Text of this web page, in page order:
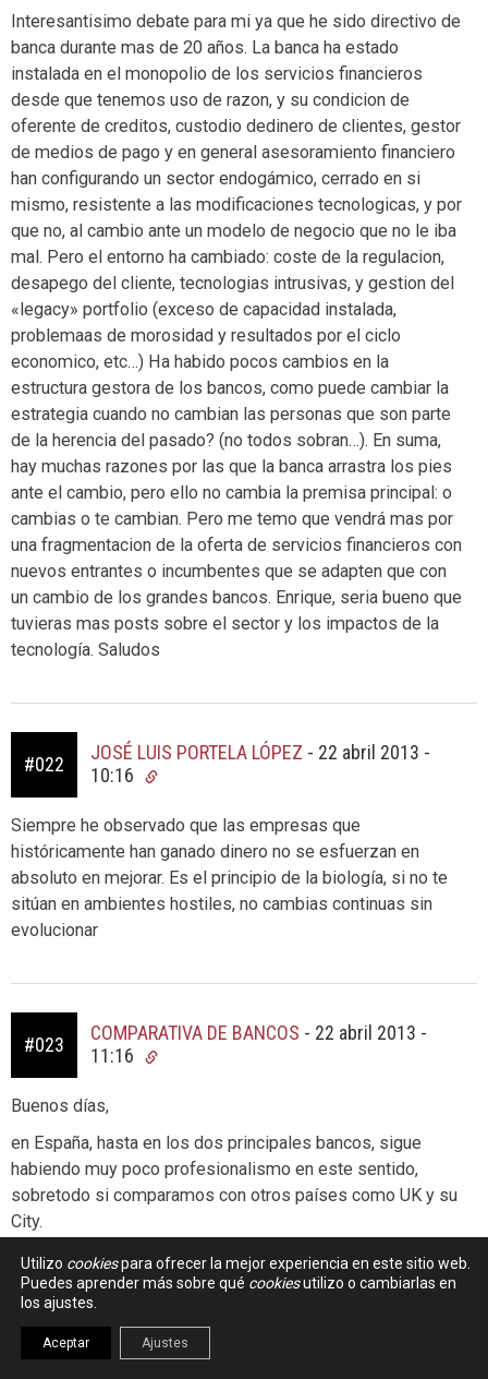
Interesantisimo debate para mi ya que he sido directivo de
banca durante mas de 20 años. La banca ha estado
instalada en el monopolio de los servicios financieros
desde que tenemos uso de razon, y su condicion de
oferente de creditos, custodio dedinero de clientes, gestor
de medios de pago y en general asesoramiento financiero
han configurando un sector endogámico, cerrado en si
mismo, resistente a las modificaciones tecnologicas, y por
que no, al cambio ante un modelo de negocio que no le iba
mal. Pero el entorno ha cambiado: coste de la regulacion,
desapego del cliente, tecnologias intrusivas, y gestion del
«legacy» portfolio (exceso de capacidad instalada,
problemaas de morosidad y resultados por el ciclo
economico, etc…) Ha habido pocos cambios en la
estructura gestora de los bancos, como puede cambiar la
estrategia cuando no cambian las personas que son parte
de la herencia del pasado? (no todos sobran…). En suma,
hay muchas razones por las que la banca arrastra los pies
ante el cambio, pero ello no cambia la premisa principal: o
cambias o te cambian. Pero me temo que vendrá mas por
una fragmentacion de la oferta de servicios financieros con
nuevos entrantes o incumbentes que se adapten que con
un cambio de los grandes bancos. Enrique, seria bueno que
tuvieras mas posts sobre el sector y los impactos de la
tecnología. Saludos
#022
JOSÉ LUIS PORTELA LÓPEZ - 22 abril 2013 -
10:16
Siempre he observado que las empresas que
históricamente han ganado dinero no se esfuerzan en
absoluto en mejorar. Es el principio de la biología, si no te
sitúan en ambientes hostiles, no cambias continuas sin
evolucionar
#023
COMPARATIVA DE BANCOS - 22 abril 2013 -
11:16
Buenos días,
en España, hasta en los dos principales bancos, sigue
habiendo muy poco profesionalismo en este sentido,
sobretodo si comparamos con otros países como UK y su
City.
De hecho, la mayoría de altos puestos siguen estando
disponibles solamente para «amigos-de». Sigue siendo lo
informal lo que prima para ascender, mientras que en UK,
aunque por supuesto influye tu capacidad de relación, es
más fácil mejorar si tus números lo avalan.
Utilizo cookiespara ofrecer la mejor experiencia en este sitio web.
Puedes aprender más sobre qué cookiesutilizo o cambiarlas en
los ajustes.
Aceptar Ajustes